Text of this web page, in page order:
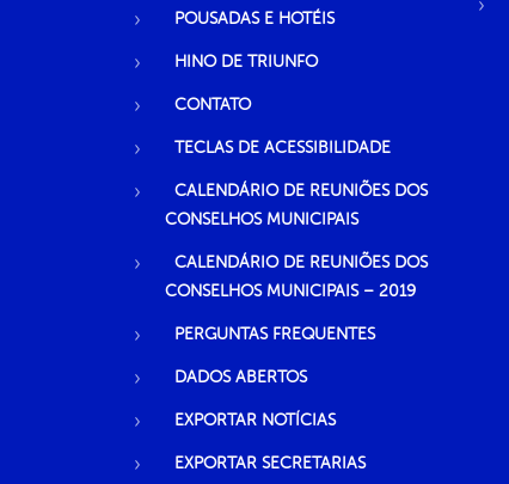
POUSADAS E HOTÉIS
HINO DE TRIUNFO
CONTATO
TECLAS DE ACESSIBILIDADE
CALENDÁRIO DE REUNIÕES DOS
CONSELHOS MUNICIPAIS
CALENDÁRIO DE REUNIÕES DOS
CONSELHOS MUNICIPAIS – 2019
PERGUNTAS FREQUENTES
DADOS ABERTOS
EXPORTAR NOTÍCIAS
EXPORTAR SECRETARIAS